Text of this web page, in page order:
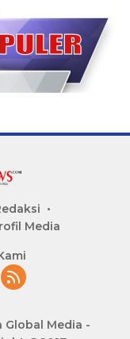
Media
Global Media -